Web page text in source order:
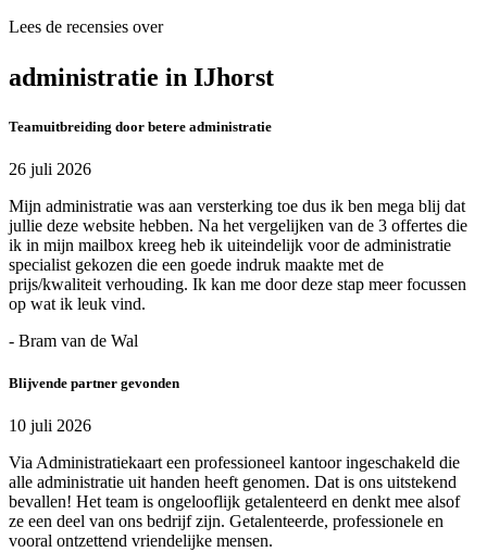
Lees de recensies over
administratie in IJhorst
Teamuitbreiding door betere administratie
26 juli 2026
Mijn administratie was aan versterking toe dus ik ben mega blij dat
jullie deze website hebben. Na het vergelijken van de 3 offertes die
ik in mijn mailbox kreeg heb ik uiteindelijk voor de administratie
specialist gekozen die een goede indruk maakte met de
prijs/kwaliteit verhouding. Ik kan me door deze stap meer focussen
op wat ik leuk vind.
- Bram van de Wal
Blijvende partner gevonden
10 juli 2026
Via Administratiekaart een professioneel kantoor ingeschakeld die
alle administratie uit handen heeft genomen. Dat is ons uitstekend
bevallen! Het team is ongelooflijk getalenteerd en denkt mee alsof
ze een deel van ons bedrijf zijn. Getalenteerde, professionele en
vooral ontzettend vriendelijke mensen.